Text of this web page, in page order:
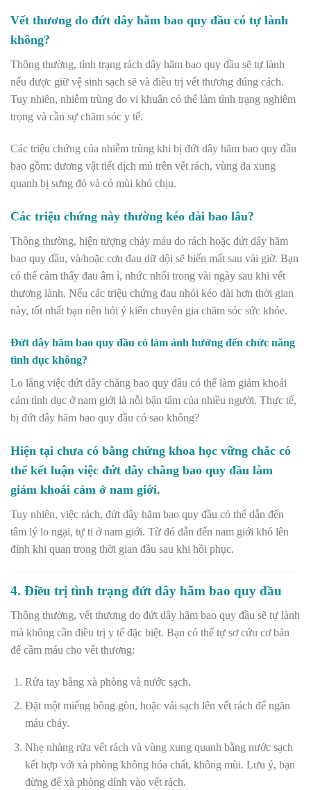
Vết thương do đứt dây hãm bao quy đầu có tự lành
không?
Thông thường, tình trạng rách dây hãm bao quy đầu sẽ tự lành
nếu được giữ vệ sinh sạch sẽ và điều trị vết thương đúng cách.
Tuy nhiên, nhiễm trùng do vi khuẩn có thể làm tình trạng nghiêm
trọng và cần sự chăm sóc y tế.
Các triệu chứng của nhiễm trùng khi bị đứt dây hãm bao quy đầu
bao gồm: dương vật tiết dịch mủ trên vết rách, vùng da xung
quanh bị sưng đỏ và có mùi khó chịu.
Các triệu chứng này thường kéo dài bao lâu?
Thông thường, hiện tượng chảy máu do rách hoặc đứt dây hãm
bao quy đầu, và/hoặc cơn đau dữ dội sẽ biến mất sau vài giờ. Bạn
có thể cảm thấy đau âm ỉ, nhức nhối trong vài ngày sau khi vết
thương lành. Nếu các triệu chứng đau nhói kéo dài hơn thời gian
này, tốt nhất bạn nên hỏi ý kiến ​​chuyên gia chăm sóc sức khỏe.
Đứt dây hãm bao quy đầu có làm ảnh hưởng đến chức năng
tình dục không?
Lo lắng việc đứt dây chằng bao quy đầu có thể làm giảm khoái
cảm tình dục ở nam giới là nỗi bận tâm của nhiều người. Thực tế,
bị đứt dây hãm bao quy đầu có sao không?
Hiện tại chưa có bằng chứng khoa học vững chắc có
thể kết luận việc đứt dây chằng bao quy đầu làm
giảm khoái cảm ở nam giới.
Tuy nhiên, việc rách, đứt dây hãm bao quy đầu có thể dẫn đến
tâm lý lo ngại, tự ti ở nam giới. Từ đó dẫn đến nam giới khó lên
đỉnh khi quan trong thời gian đầu sau khi hồi phục.
4. Điều trị tình trạng đứt dây hãm bao quy đầu
Thông thường, vết thương do đứt dây hãm bao quy đầu sẽ tự lành
mà không cần điều trị y tế đặc biệt. Bạn có thể tự sơ cứu cơ bản
để cầm máu cho vết thương:
Rửa tay bằng xà phòng và nước sạch.
Đặt một miếng bông gòn, hoặc vải sạch lên vết rách để ngăn
máu chảy.
Nhẹ nhàng rửa vết rách và vùng xung quanh bằng nước sạch
kết hợp với xà phòng không hóa chất, không mùi. Lưu ý, bạn
đừng để xà phòng dính vào vết rách.